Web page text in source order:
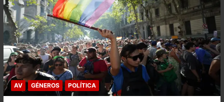
AV GÉNEROS POLÍTICA